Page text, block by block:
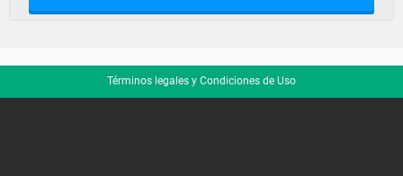
Términos legales y Condiciones de Uso